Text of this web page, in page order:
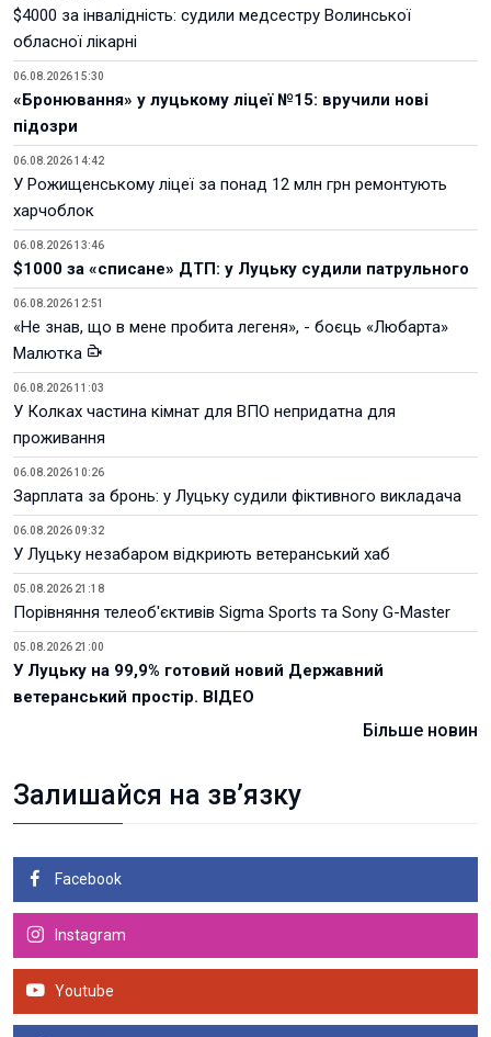
$4000 за інвалідність: судили медсестру Волинської
обласної лікарні
06.08.2026 15:30
«Бронювання» у луцькому ліцеї №15: вручили нові
підозри
06.08.2026 14:42
У Рожищенському ліцеї за понад 12 млн грн ремонтують
харчоблок
06.08.2026 13:46
$1000 за «списане» ДТП: у Луцьку судили патрульного
06.08.2026 12:51
«Не знав, що в мене пробита легеня», - боєць «Любарта»
Малютка
06.08.2026 11:03
У Колках частина кімнат для ВПО непридатна для
проживання
06.08.2026 10:26
Зарплата за бронь: у Луцьку судили фіктивного викладача
06.08.2026 09:32
У Луцьку незабаром відкриють ветеранський хаб
05.08.2026 21:18
Порівняння телеоб'єктивів Sigma Sports та Sony G-Master
05.08.2026 21:00
У Луцьку на 99,9% готовий новий Державний
ветеранський простір. ВІДЕО
Більше новин
Залишайся на зв’язку
Facebook
Instagram
Youtube